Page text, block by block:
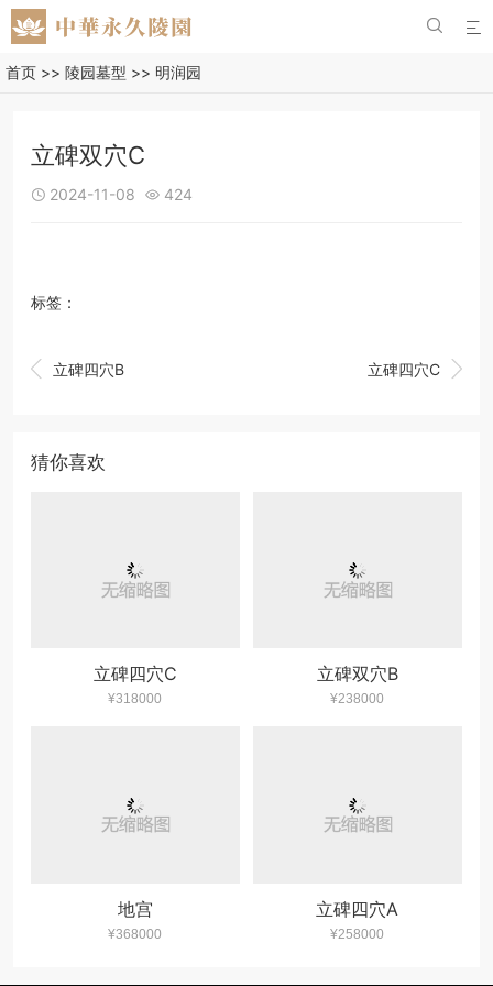


首页 >> 陵园墓型 >> 明润园
立碑双穴C
 2024-11-08  424
标签：
 立碑四穴B 
立碑四穴C
猜你喜欢
立碑四穴C
¥318000
立碑双穴B
¥238000
地宫
¥368000
立碑四穴A
¥258000